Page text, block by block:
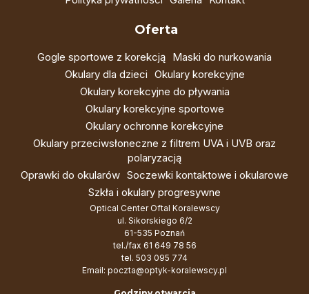
Oferta
Gogle sportowe z korekcją Maski do nurkowania
Okulary dla dzieci Okulary korekcyjne
Okulary korekcyjne do pływania
Okulary korekcyjne sportowe
Okulary ochronne korekcyjne
Okulary przeciwsłoneczne z filtrem UVA i UVB oraz
polaryzacją
Oprawki do okularów Soczewki kontaktowe i okularowe
Szkła i okulary progresywne
Optical Center Oftal Koralewscy
ul. Sikorskiego 6/2
61-535 Poznań
tel./fax 61 649 78 56
tel. 503 095 774
Email: poczta@optyk-koralewscy.pl